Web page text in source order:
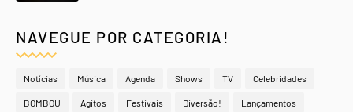
NAVEGUE POR CATEGORIA!
Notícias Música Agenda Shows TV Celebridades
BOMBOU Agitos Festivais Diversão! Lançamentos